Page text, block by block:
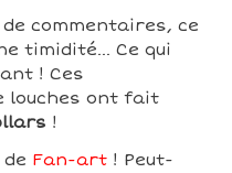
commentaires, ce
timidité... Ce qui
! Ces
louches ont fait
!
Fan-art ! Peut-